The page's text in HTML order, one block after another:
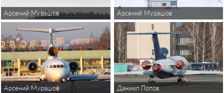
Арсений Мурашов Арсений Мурашов
Арсений Мурашов Даниил Попов